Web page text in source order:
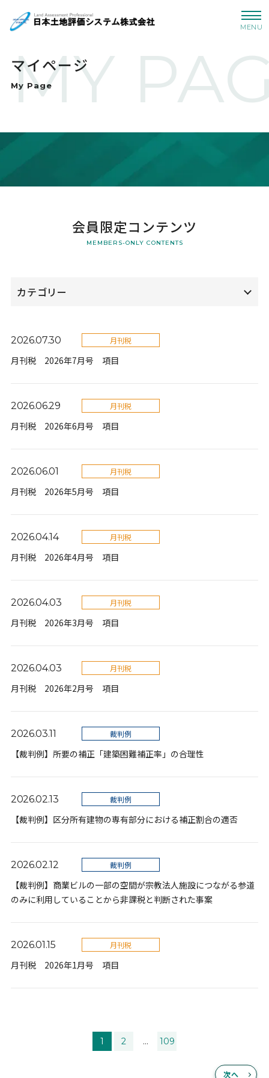
MENU
MY
マイページ
My Page
会員限定コンテンツ
MEMBERS-ONLY CONTENTS
カテゴリー
2026.07.30 月刊税
月刊税 2026年7月号 項目
2026.06.29 月刊税
月刊税 2026年6月号 項目
2026.06.01 月刊税
月刊税 2026年5月号 項目
2026.04.14 月刊税
月刊税 2026年4月号 項目
2026.04.03 月刊税
月刊税 2026年3月号 項目
2026.04.03 月刊税
月刊税 2026年2月号 項目
2026.03.11 裁判例
【裁判例】所要の補正「建築困難補正率」の合理性
2026.02.13 裁判例
【裁判例】区分所有建物の専有部分における補正割合の適否
2026.02.12 裁判例
【裁判例】商業ビルの一部の空間が宗教法人施設につながる参道
のみに利用していることから非課税と判断された事案
2026.01.15 月刊税
月刊税 2026年1月号 項目
1 2 ...
次へ
109